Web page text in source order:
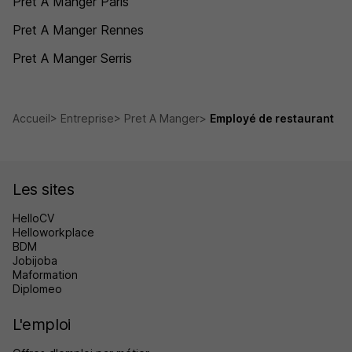
Pret A Manger Rennes
Pret A Manger Serris
Accueil Entreprise Pret A Manger Employé de restaurant
Les sites
HelloCV
Helloworkplace
BDM
Jobijoba
Maformation
Diplomeo
L'emploi